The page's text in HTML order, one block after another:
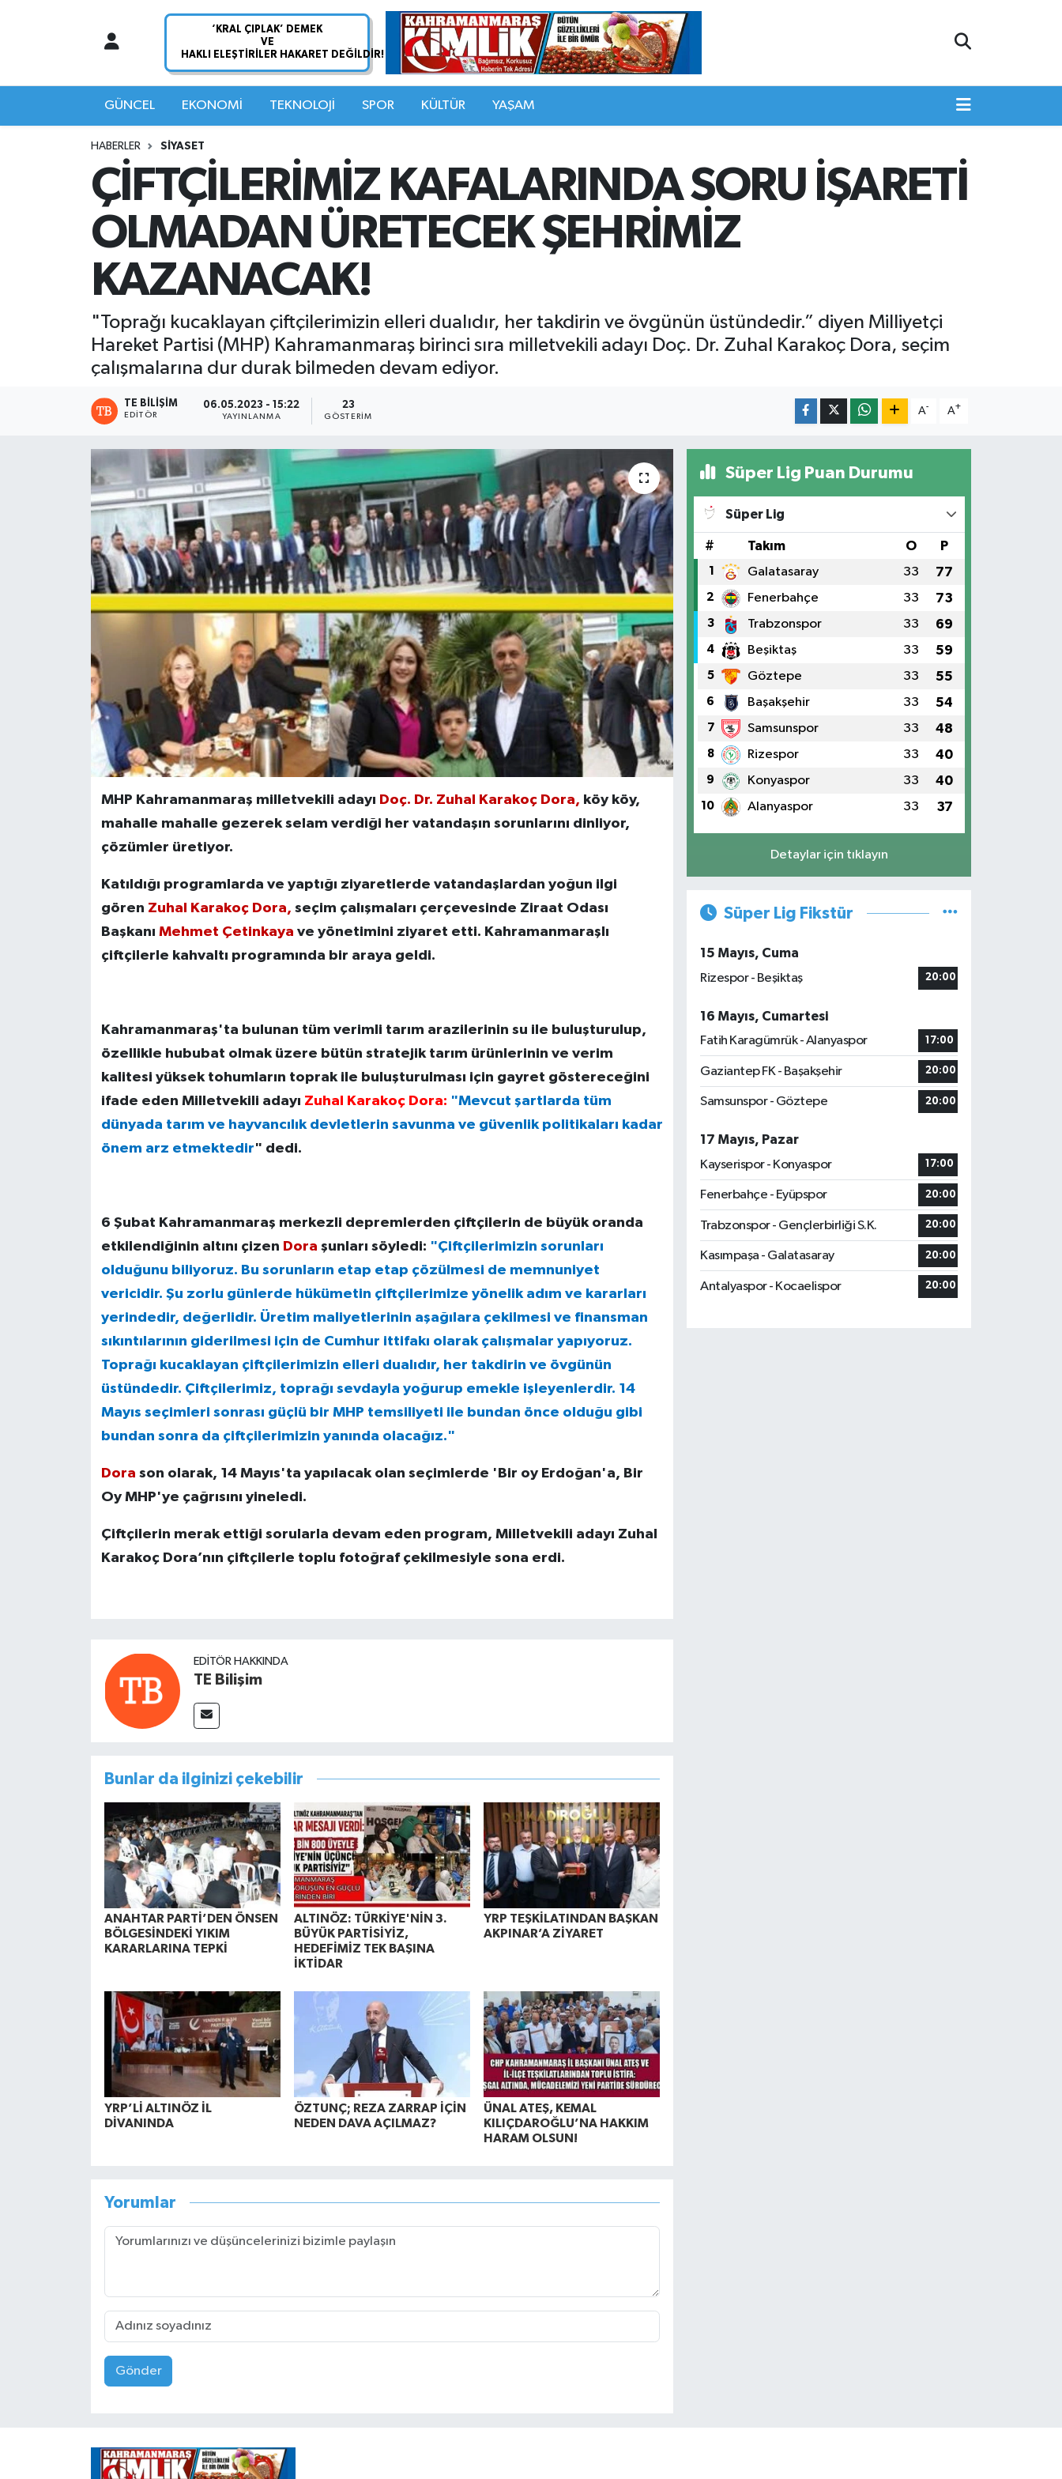
GÜNCEL EKONOMİ TEKNOLOJİ SPOR KÜLTÜR YAŞAM
HABERLER SİYASET
ÇİFTÇİLERİMİZ KAFALARINDA SORU İŞARETİ
OLMADAN ÜRETECEK ŞEHRİMİZ
KAZANACAK!
"Toprağı kucaklayan çiftçilerimizin elleri dualıdır, her takdirin ve övgünün üstündedir.” diyen Milliyetçi
Hareket Partisi (MHP) Kahramanmaraş birinci sıra milletvekili adayı Doç. Dr. Zuhal Karakoç Dora, seçim
çalışmalarına dur durak bilmeden devam ediyor.
TE BILIŞIM
EDITÖR
06.05.2023 - 15:22
YAYINLANMA
23
GÖSTERIM
A- A+
MHP Kahramanmaraş milletvekili adayı Doç. Dr. Zuhal Karakoç Dora, köy köy,
mahalle mahalle gezerek selam verdiği her vatandaşın sorunlarını dinliyor,
çözümler üretiyor.
Katıldığı programlarda ve yaptığı ziyaretlerde vatandaşlardan yoğun ilgi
gören Zuhal Karakoç Dora, seçim çalışmaları çerçevesinde Ziraat Odası
Başkanı Mehmet Çetinkaya ve yönetimini ziyaret etti. Kahramanmaraşlı
çiftçilerle kahvaltı programında bir araya geldi.
Kahramanmaraş'ta bulunan tüm verimli tarım arazilerinin su ile buluşturulup,
özellikle hububat olmak üzere bütün stratejik tarım ürünlerinin ve verim
kalitesi yüksek tohumların toprak ile buluşturulması için gayret göstereceğini
ifade eden Milletvekili adayı Zuhal Karakoç Dora: "Mevcut şartlarda tüm
dünyada tarım ve hayvancılık devletlerin savunma ve güvenlik politikaları kadar
önem arz etmektedir" dedi.
6 Şubat Kahramanmaraş merkezli depremlerden çiftçilerin de büyük oranda
etkilendiğinin altını çizen Dora şunları söyledi: "Çiftçilerimizin sorunları
olduğunu biliyoruz. Bu sorunların etap etap çözülmesi de memnuniyet
vericidir. Şu zorlu günlerde hükümetin çiftçilerimize yönelik adım ve kararları
yerindedir, değerlidir. Üretim maliyetlerinin aşağılara çekilmesi ve finansman
sıkıntılarının giderilmesi için de Cumhur ittifakı olarak çalışmalar yapıyoruz.
Toprağı kucaklayan çiftçilerimizin elleri dualıdır, her takdirin ve övgünün
üstündedir. Çiftçilerimiz, toprağı sevdayla yoğurup emekle işleyenlerdir. 14
Mayıs seçimleri sonrası güçlü bir MHP temsiliyeti ile bundan önce olduğu gibi
bundan sonra da çiftçilerimizin yanında olacağız."
Dora son olarak, 14 Mayıs'ta yapılacak olan seçimlerde 'Bir oy Erdoğan'a, Bir
Oy MHP'ye çağrısını yineledi.
Çiftçilerin merak ettiği sorularla devam eden program, Milletvekili adayı Zuhal
Karakoç Dora’nın çiftçilerle toplu fotoğraf çekilmesiyle sona erdi.
EDITÖR HAKKINDA
TE Bilişim
Bunlar da ilginizi çekebilir
ANAHTAR PARTİ’DEN ÖNSEN
BÖLGESİNDEKİ YIKIM
KARARLARINA TEPKİ
ALTINÖZ: TÜRKİYE'NİN 3.
BÜYÜK PARTİSİYİZ,
HEDEFİMİZ TEK BAŞINA
İKTİDAR
YRP TEŞKİLATINDAN BAŞKAN
AKPINAR’A ZİYARET
YRP’Lİ ALTINÖZ İL
DİVANINDA
ÖZTUNÇ; REZA ZARRAP İÇİN
NEDEN DAVA AÇILMAZ?
ÜNAL ATEŞ, KEMAL
KILIÇDAROĞLU’NA HAKKIM
HARAM OLSUN!
Yorumlar
Gönder
Süper Lig Puan Durumu
Süper Lig
# Takım O P
1 Galatasaray 33 77
2 Fenerbahçe 33 73
3 Trabzonspor 33 69
4 Beşiktaş 33 59
5 Göztepe 33 55
6 Başakşehir 33 54
7 Samsunspor 33 48
8 Rizespor 33 40
9 Konyaspor 33 40
10 Alanyaspor 33 37
Detaylar için tıklayın
Süper Lig Fikstür
15 Mayıs, Cuma
Rizespor - Beşiktaş
20:00
16 Mayıs, Cumartesi
Fatih Karagümrük - Alanyaspor
17:00
Gaziantep FK - Başakşehir 20:00
Samsunspor - Göztepe 20:00
17 Mayıs, Pazar
Kayserispor - Konyaspor
17:00
Fenerbahçe - Eyüpspor 20:00
Trabzonspor - Gençlerbirliği S.K. 20:00
Kasımpaşa - Galatasaray 20:00
Antalyaspor - Kocaelispor 20:00
Hava Durumu
Namaz Vakitleri
Trafik Durumu
Süper Lig Puan Durumu ve Fikstür
Tüm Manşetler
Haber Arşivi